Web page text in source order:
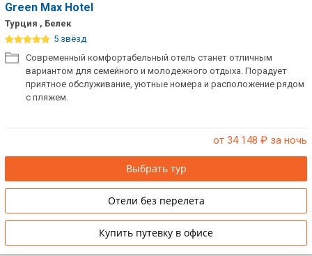
Green Max Hotel
Турция , Белек
5 звёзд
Современный комфортабельный отель станет отличным
вариантом для семейного и молодежного отдыха. Порадует
приятное обслуживание, уютные номера и расположение рядом
с пляжем.
от 34 148 ₽ за ночь
Выбрать тур
Отели без перелета
Купить путевку в офисе